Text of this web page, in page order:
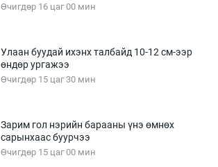
Өчигдөр 16 цаг 00 мин
Улаан буудай ихэнх талбайд 10-12 см-ээр
өндөр ургажээ
Өчигдөр 15 цаг 30 мин
Зарим гол нэрийн барааны үнэ өмнөх
сарынхаас буурчээ
Өчигдөр 15 цаг 00 мин